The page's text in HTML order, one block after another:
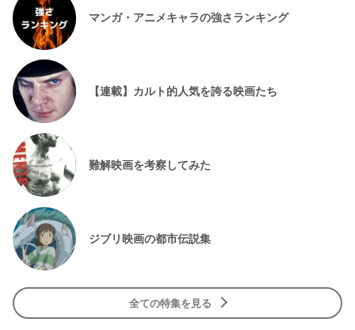
マンガ・アニメキャラの強さランキング
【連載】カルト的人気を誇る映画たち
難解映画を考察してみた
ジブリ映画の都市伝説集
全ての特集を見る